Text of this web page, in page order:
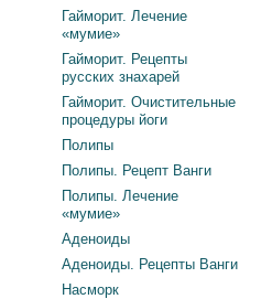
Гайморит. Лечение
«мумие»
Гайморит. Рецепты
русских знахарей
Гайморит. Очистительные
процедуры йоги
Полипы
Полипы. Рецепт Ванги
Полипы. Лечение
«мумие»
Аденоиды
Аденоиды. Рецепты Ванги
Насморк